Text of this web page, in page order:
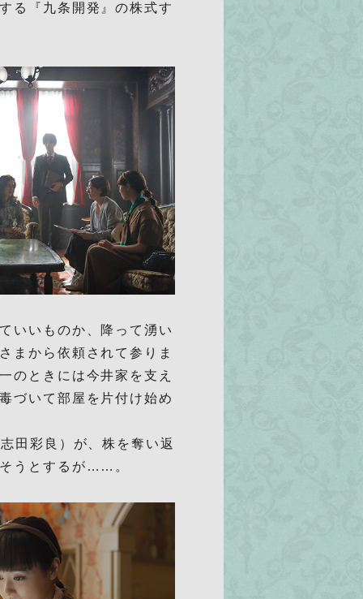
る『九条開発』の株式す
いいものか、降って湧い
まから依頼されて参りま
のときには今井家を支え
づいて部屋を片付け始め
田彩良）が、株を奪い返
うとするが……。